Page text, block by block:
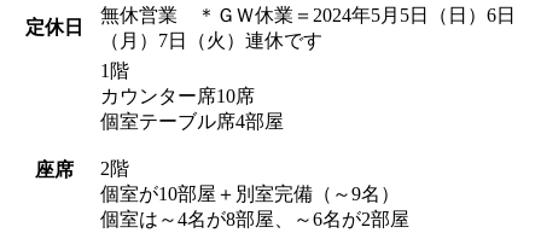
定休日
無休営業 ＊ＧＷ休業＝2024年5月5日（日）6日
（月）7日（火）連休です
座席
1階
カウンター席10席
個室テーブル席4部屋
2階
個室が10部屋＋別室完備（～9名）
個室は～4名が8部屋、～6名が2部屋